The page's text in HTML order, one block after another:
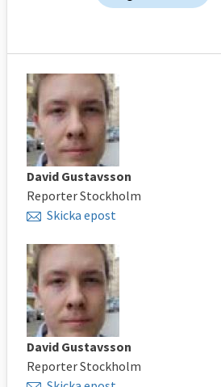
David Gustavsson
Reporter Stockholm
Skicka epost
David Gustavsson
Reporter Stockholm